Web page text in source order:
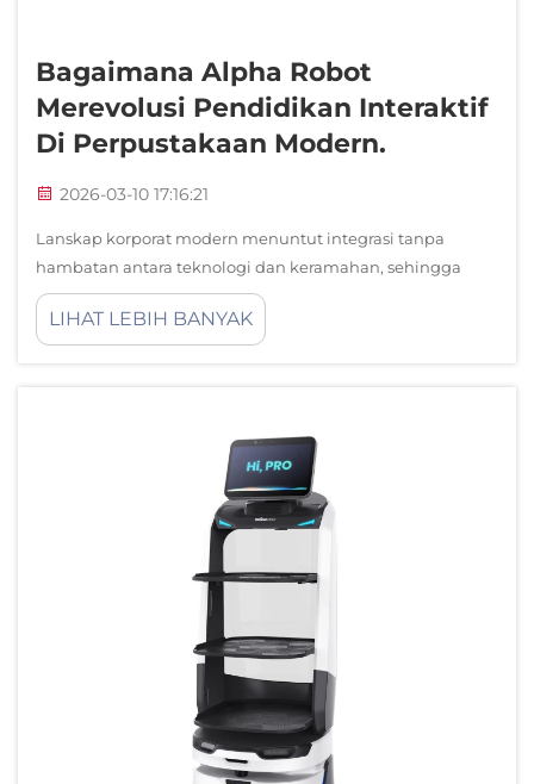
Bagaimana Alpha Robot
Merevolusi Pendidikan Interaktif
Di Perpustakaan Modern.
2026-03-10 17:16:21
Lanskap korporat modern menuntut integrasi tanpa
hambatan antara teknologi dan keramahan, sehingga
robot asisten AI menjadi komponen tak tergantikan di
lingkungan resepsi premium. Saat perusahaan berupaya
LIHAT LEBIH BANYAK